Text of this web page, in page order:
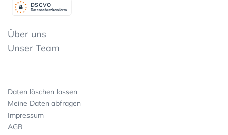
Datenschutzkonform
DSGVO
Über uns
Unser Team
Daten löschen lassen
Meine Daten abfragen
Impressum
AGB